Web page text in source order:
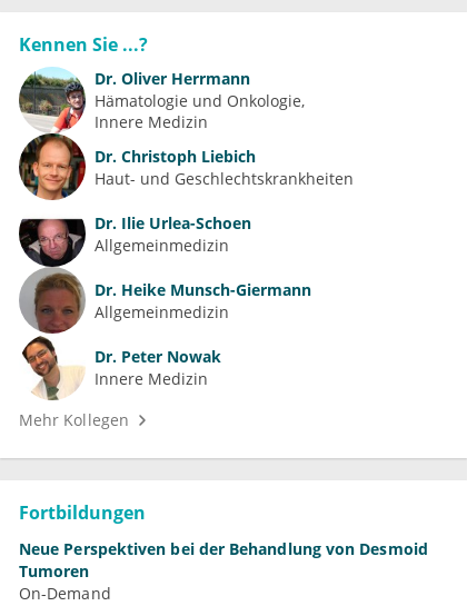
Kennen Sie ...?
Dr. Oliver Herrmann
Hämatologie und Onkologie
Innere Medizin
Dr. Christoph Liebich
Haut- und Geschlechtskrankheiten
Dr. Ilie Urlea-Schoen
Allgemeinmedizin
Dr. Heike Munsch-Giermann
Allgemeinmedizin
Dr. Peter Nowak
Innere Medizin
Mehr Kollegen
Fortbildungen
Neue Perspektiven bei der Behandlung von Desmoid
Tumoren
On-Demand